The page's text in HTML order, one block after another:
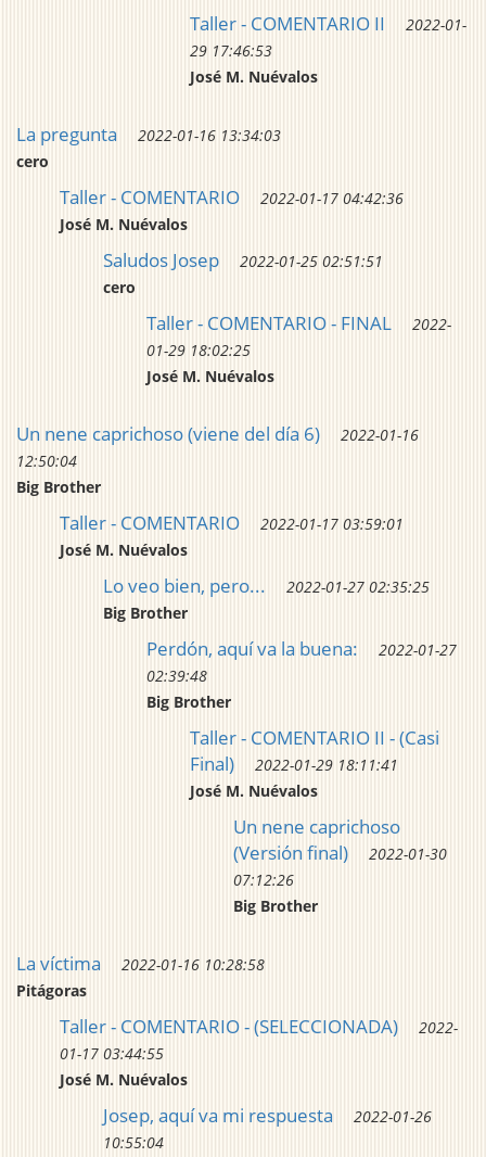
Taller - COMENTARIO II
2022-01-
29 17:46:53
José M. Nuévalos
La pregunta
2022-01-16 13:34:03
cero
Taller - COMENTARIO
2022-01-17 04:42:36
José M. Nuévalos
Saludos Josep
2022-01-25 02:51:51
cero
Taller - COMENTARIO - FINAL
2022-
01-29 18:02:25
José M. Nuévalos
Un nene caprichoso (viene del día 6)
2022-01-16
12:50:04
Big Brother
Taller - COMENTARIO
2022-01-17 03:59:01
José M. Nuévalos
Lo veo bien, pero...
2022-01-27 02:35:25
Big Brother
Perdón, aquí va la buena:
2022-01-27
02:39:48
Big Brother
Taller - COMENTARIO II - (Casi
Final)
2022-01-29 18:11:41
José M. Nuévalos
Un nene caprichoso
(Versión final)
2022-01-30
07:12:26
Big Brother
La víctima
2022-01-16 10:28:58
Pitágoras
Taller - COMENTARIO - (SELECCIONADA)
2022-
01-17 03:44:55
José M. Nuévalos
Josep, aquí va mi respuesta
2022-01-26
10:55:04